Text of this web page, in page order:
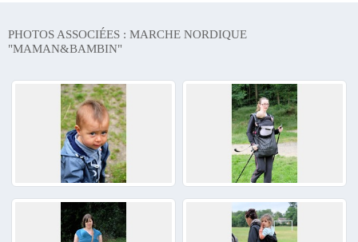
PHOTOS ASSOCIÉES : MARCHE NORDIQUE
"MAMAN&BAMBIN"